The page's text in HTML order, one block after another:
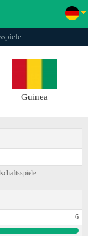
Guinea
6